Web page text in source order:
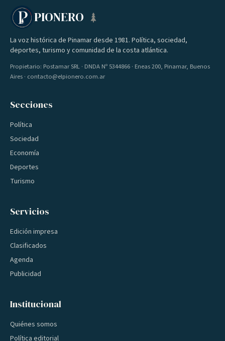
PIONERO
La voz histórica de Pinamar desde 1981. Política, sociedad,
deportes, turismo y comunidad de la costa atlántica.
Propietario: Postamar SRL · DNDA Nº 5344866 · Eneas 200, Pinamar, Buenos
Aires · contacto@elpionero.com.ar
Secciones
Política
Sociedad
Economía
Deportes
Turismo
Servicios
Edición impresa
Clasificados
Agenda
Publicidad
Institucional
Quiénes somos
Política editorial